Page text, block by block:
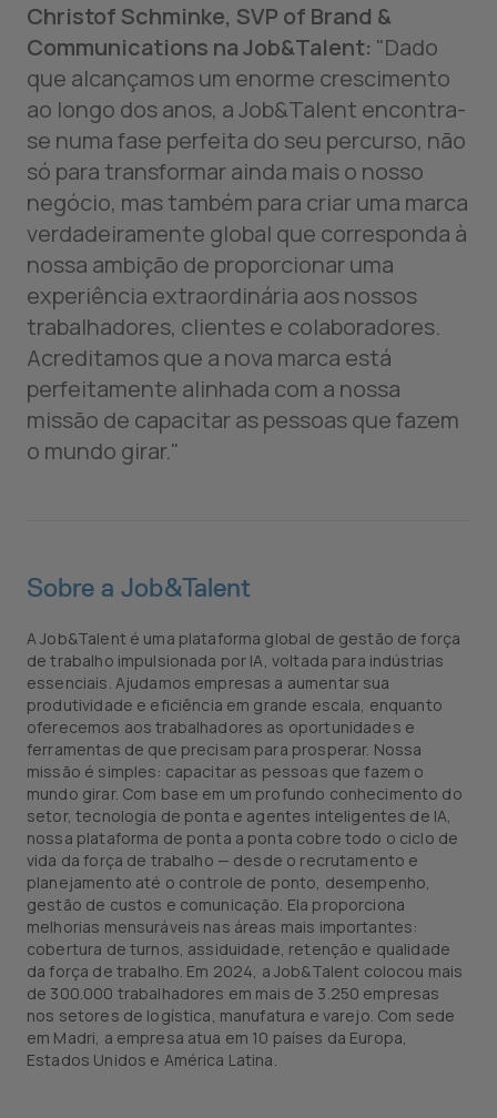
Christof Schminke, SVP of Brand &
Communications na Job&Talent: "Dado
que alcançamos um enorme crescimento
ao longo dos anos, a Job&Talent encontra-
se numa fase perfeita do seu percurso, não
só para transformar ainda mais o nosso
negócio, mas também para criar uma marca
verdadeiramente global que corresponda à
nossa ambição de proporcionar uma
experiência extraordinária aos nossos
trabalhadores, clientes e colaboradores.
Acreditamos que a nova marca está
perfeitamente alinhada com a nossa
missão de capacitar as pessoas que fazem
o mundo girar."
Sobre a Job&Talent
A Job&Talent é uma plataforma global de gestão de força
de trabalho impulsionada por IA, voltada para indústrias
essenciais. Ajudamos empresas a aumentar sua
produtividade e eficiência em grande escala, enquanto
oferecemos aos trabalhadores as oportunidades e
ferramentas de que precisam para prosperar. Nossa
missão é simples: capacitar as pessoas que fazem o
mundo girar. Com base em um profundo conhecimento do
setor, tecnologia de ponta e agentes inteligentes de IA,
nossa plataforma de ponta a ponta cobre todo o ciclo de
vida da força de trabalho — desde o recrutamento e
planejamento até o controle de ponto, desempenho,
gestão de custos e comunicação. Ela proporciona
melhorias mensuráveis nas áreas mais importantes:
cobertura de turnos, assiduidade, retenção e qualidade
da força de trabalho. Em 2024, a Job&Talent colocou mais
de 300.000 trabalhadores em mais de 3.250 empresas
nos setores de logística, manufatura e varejo. Com sede
em Madri, a empresa atua em 10 países da Europa,
Estados Unidos e América Latina.